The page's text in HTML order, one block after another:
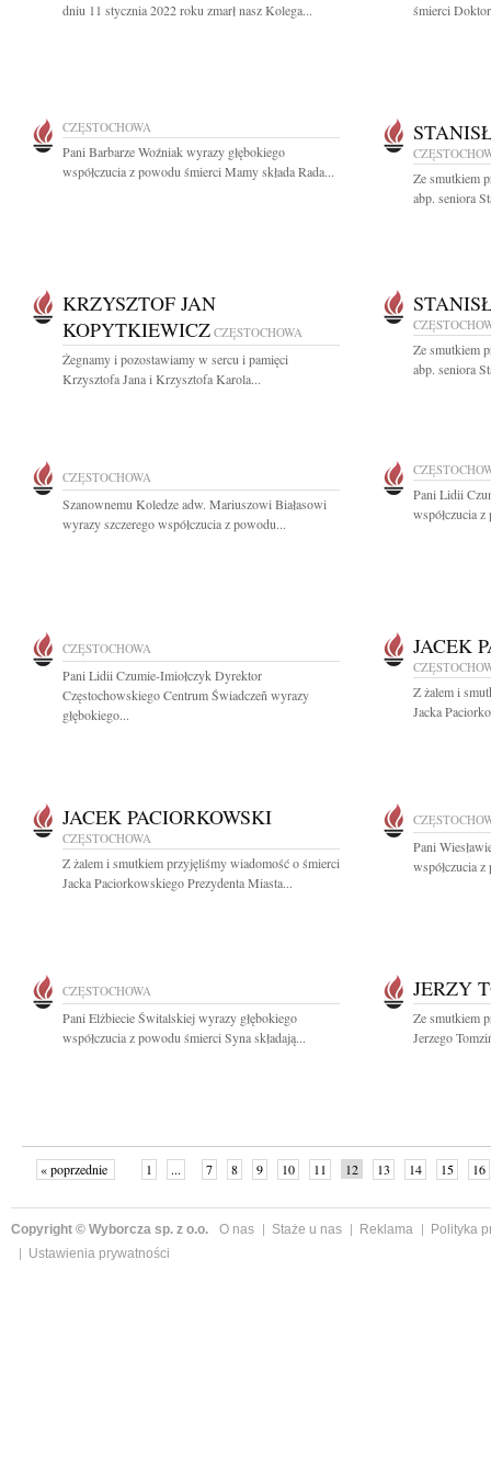
dniu 11 stycznia 2022 roku zmarł nasz Kolega...
śmierci
CZĘSTOCHOWA
Pani Barbarze Woźniak wyrazy głębokiego
współczucia z powodu śmierci Mamy składa Rada...
Ze smutkiem
abp. seniora
KRZYSZTOF JAN
KOPYTKIEWICZ CZĘSTOCHOWA
Żegnamy i pozostawiamy w sercu i pamięci
Krzysztofa Jana i Krzysztofa Karola...
Ze smutkiem
abp. seniora
CZĘSTOCHOWA
Szanownemu Koledze adw. Mariuszowi Białasowi
wyrazy szczerego współczucia z powodu...
Pani Lidii
współczucia
CZĘSTOCHOWA
Pani Lidii Czumie-Imiołczyk Dyrektor
Częstochowskiego Centrum Świadczeñ wyrazy
głębokiego...
JACEK
Z żalem i
Jacka
JACEK PACIORKOWSKI
CZĘSTOCHOWA
Z żalem i smutkiem przyjęliśmy wiadomość o śmierci
Jacka Paciorkowskiego Prezydenta Miasta...
Pani
współczucia
CZĘSTOCHOWA
Pani Elżbiecie Świtalskiej wyrazy głębokiego
współczucia z powodu śmierci Syna składają...
JERZY
Ze smutkiem
Jerzego
« poprzednie 1 ... 7 8 9 10 11 12 13 14 15 16
Copyright © Wyborcza sp. z o.o. O nas Staże u nas Reklama
Polityka
Ustawienia prywatności